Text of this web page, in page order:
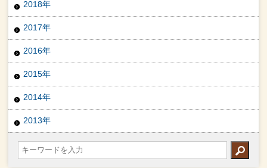
2018年
2017年
2016年
2015年
2014年
2013年